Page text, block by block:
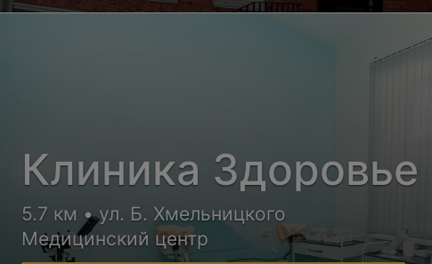
Клиника Здоровье
5.7 км • ул. Б. Хмельницкого
Медицинский центр